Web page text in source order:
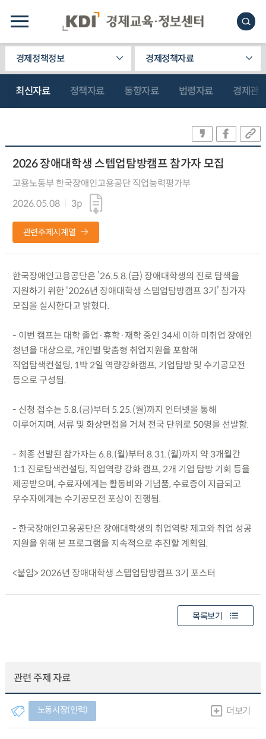
경제정책정보 경제정책자료
최신자료 정책자료 동향자료 법령자료 경제관
2026 장애대학생 스텝업탐방캠프 참가자 모집
고용노동부 한국장애인고용공단 직업능력평가부
2026.05.08
3p
관련주제시계열
한국장애인고용공단은 ’26.5.8.(금) 장애대학생의 진로 탐색을
지원하기 위한 ‘2026년 장애대학생 스텝업탐방캠프 3기’ 참가자
모집을 실시한다고 밝혔다.
- 이번 캠프는 대학 졸업·휴학·재학 중인 34세 이하 미취업 장애인
청년을 대상으로, 개인별 맞춤형 취업지원을 포함해
직업탐색컨설팅, 1박 2일 역량강화캠프, 기업탐방 및 수기공모전
등으로 구성됨.
- 신청 접수는 5.8.(금)부터 5.25.(월)까지 인터넷을 통해
이루어지며, 서류 및 화상면접을 거쳐 전국 단위로 50명을 선발함.
- 최종 선발된 참가자는 6.8.(월)부터 8.31.(월)까지 약 3개월간
1:1 진로탐색컨설팅, 직업역량 강화 캠프, 2개 기업 탐방 기회 등을
제공받으며, 수료자에게는 활동비와 기념품, 수료증이 지급되고
우수자에게는 수기공모전 포상이 진행됨.
- 한국장애인고용공단은 장애대학생의 취업역량 제고와 취업 성공
지원을 위해 본 프로그램을 지속적으로 추진할 계획임.
<붙임> 2026년 장애대학생 스텝업탐방캠프 3기 포스터
목록보기
관련 주제 자료
노동시장(인력) 더보기